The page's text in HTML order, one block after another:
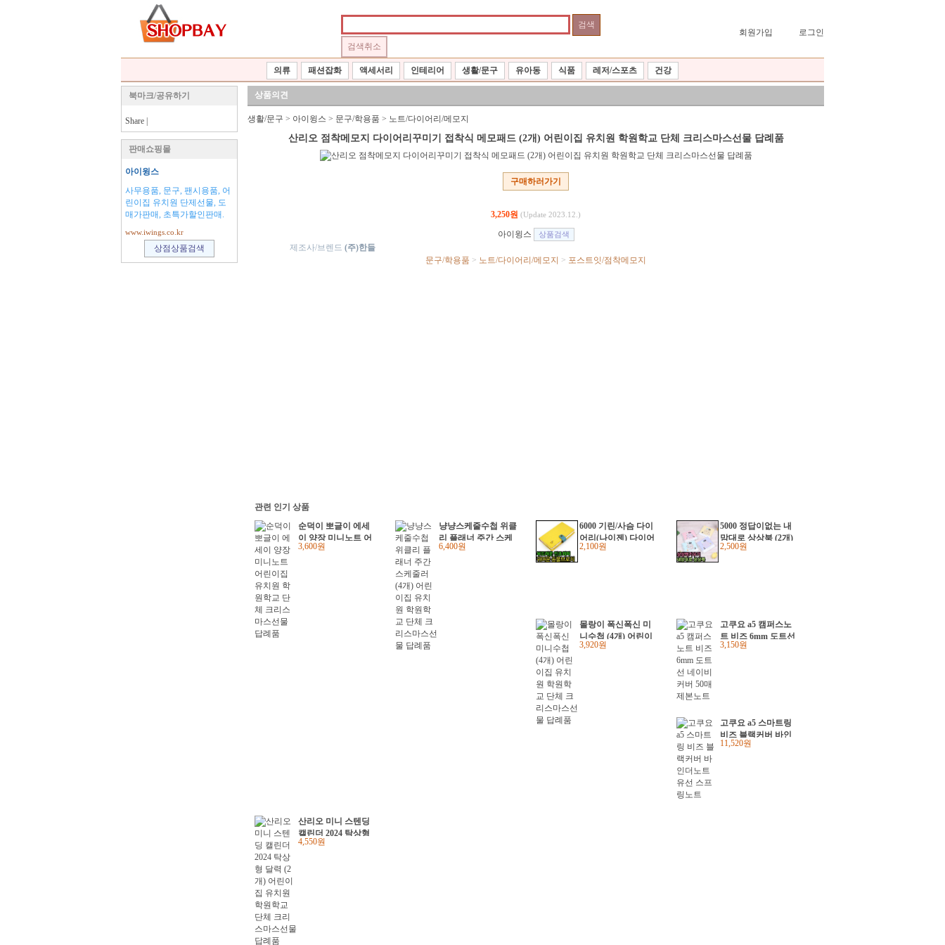
회원가입 로그인
의류 패션잡화 액세서리 인테리어 생활/문구 유아동 식품 레저/스포츠 건강
북마크/공유하기
Share
판매쇼핑몰
아이윙스
사무용품, 문구, 팬시용품, 어
린이집 유치원 단제선물, 도
매가판매, 초특가할인판매.
www.iwings.co.kr
상품의견
생활/문구 > 아이윙스 > 문구/학용품 > 노트/다이어리/메모지
산리오 점착메모지 다이어리꾸미기 접착식 메모패드 (2개) 어린이집 유치원 학원학교 단체 크리스마스선물 답례품
구매하러가기
3,250원 (Update 2023.12.)
아이윙스
제조사/브렌드 (주)한들
문구/학용품 > 노트/다이어리/메모지 > 포스트잇/점착메모지
관련 인기 상품
순덕이 뽀글이 에세
이 양장 미니노트 어
린이집 유치원 학원
3,600원
냥냥스케줄수첩 위클
리 플래너 주간 스케
줄러 (4개) 어린이집
6,400원
6000 기린/사슴 다이
어리(나이젠) 다이어
리수첩
2,100원
5000 정답이없는 내
맘대로 상상북 (2개)
2,500원
몰랑이 폭신폭신 미
니수첩 (4개) 어린이
집 유치원 학원학교
3,920원
고쿠요 a5 캠퍼스노
트 비즈 6mm 도트선
네이비커버 50매 제
3,150원
고쿠요 a5 스마트링
비즈 블랙커버 바인
더노트 유선 스프링
11,520원
산리오 미니 스텐딩
캘린더 2024 탁상형
달력 (2개) 어린이집
4,550원